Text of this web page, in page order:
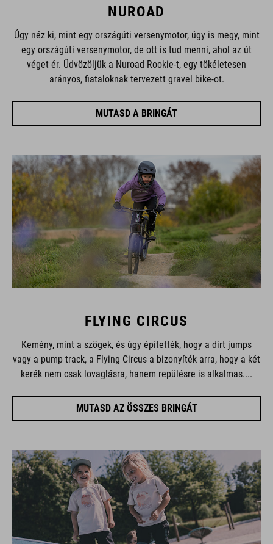
NUROAD
Úgy néz ki, mint egy országúti versenymotor, úgy is megy, mint
egy országúti versenymotor, de ott is tud menni, ahol az út
véget ér. Üdvözöljük a Nuroad Rookie-t, egy tökéletesen
arányos, fiataloknak tervezett gravel bike-ot.
MUTASD A BRINGÁT
FLYING CIRCUS
Kemény, mint a szögek, és úgy építették, hogy a dirt jumps
vagy a pump track, a Flying Circus a bizonyíték arra, hogy a két
kerék nem csak lovaglásra, hanem repülésre is alkalmas....
MUTASD AZ ÖSSZES BRINGÁT